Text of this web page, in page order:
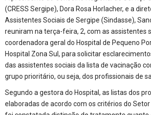
(CRESS Sergipe), Dora Rosa Horlacher, e a
Assistentes Sociais de Sergipe (Sindasse),
reuniram na terça-feira, 2, com as assistentes
coordenadora geral do Hospital de Pequeno
Hospital Zona Sul, para solicitar
das assistentes sociais da lista de vacinação
grupo prioritário, ou seja, dos profissionais de
Segundo a gestora do Hospital, as listas dos
elaboradas de acordo com os critérios do